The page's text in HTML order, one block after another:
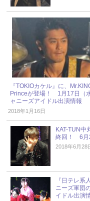
『TOKIOカケル』に、
Princeが登場！ 1月17日（
ャニーズアイドル出演情報
2018年1月16日
KAT-TUN中
終回！ 6月
2018年6月28
『日テレ系
ニーズ軍団
イドル出演